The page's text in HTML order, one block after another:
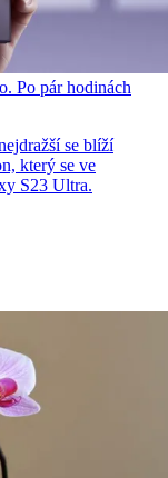
Po pár hodinách
se blíží
který se ve
S23 Ultra.